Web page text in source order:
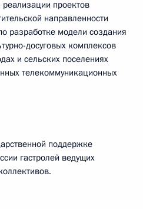
реализации проектов
направленности
разработке модели создания
досуговых комплексов
и сельских поселениях
телекоммуникационных
поддержке
гастролей ведущих